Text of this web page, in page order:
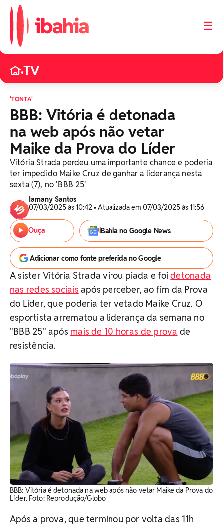
☰
•TV
'TONTA'
BBB: Vitória é detonada
na web após não vetar
Maike da Prova do Líder
Vitória Strada perdeu uma importante chance e poderia
ter impedido Maike Cruz de ganhar a liderança nesta
sexta (7), no 'BBB 25'
Iamany Santos
07/03/2025 às 10:42 • Atualizada em 07/03/2025 às 11:56
Ouça iBahia no Google News
Adicionar como fonte preferida no Google
A sister Vitória Strada virou piada e foidetonada
nas redes sociais após perceber, ao fim da Prova
do Líder, que poderia ter vetado Maike Cruz. O
esportista arrematou a liderança da semana no
"BBB 25" após mais de 10 horas de prova de
resistência.
BBB: Vitória é detonada na web após não vetar Maike da Prova do
Líder. Foto: Reprodução/Globo
Após a prova, que terminou por volta das 11h